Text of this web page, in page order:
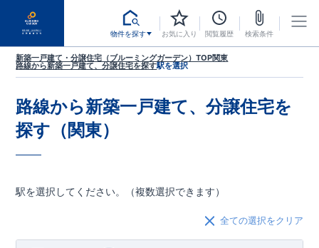
物件を探す お気に入り 閲覧履歴 検索条件
新築一戸建て・分譲住宅（ブルーミングガーデン）TOP関東
路線から新築一戸建て、分譲住宅を探す駅を選択
路線から新築一戸建て、分譲住宅を
探す（関東）
駅を選択してください。（複数選択できます）
全ての選択をクリア